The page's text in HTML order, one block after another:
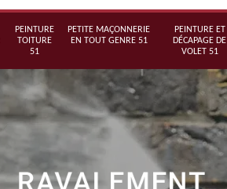
PEINTURE
TOITURE
51
PETITE MAÇONNERIE
EN TOUT GENRE 51
PEINTURE ET
DÉCAPAGE DE
VOLET 51